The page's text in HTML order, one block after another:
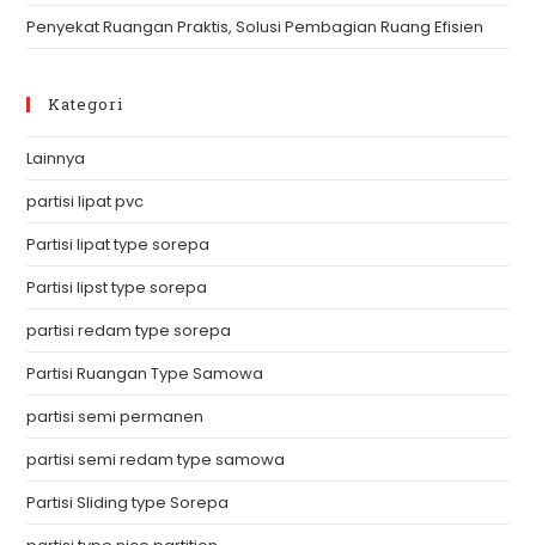
Penyekat Ruangan Praktis, Solusi Pembagian Ruang Efisien
Kategori
Lainnya
partisi lipat pvc
Partisi lipat type sorepa
Partisi lipst type sorepa
partisi redam type sorepa
Partisi Ruangan Type Samowa
partisi semi permanen
partisi semi redam type samowa
Partisi Sliding type Sorepa